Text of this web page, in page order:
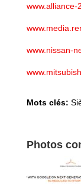
www.alliance-
www.nissan-
Mots clés:
Photos